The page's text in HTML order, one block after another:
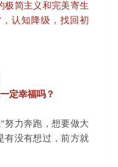
极简主义和完美寄生
认知降级，找回初
定幸福吗？
努力奔跑，想要做大
有没有想过，前方就